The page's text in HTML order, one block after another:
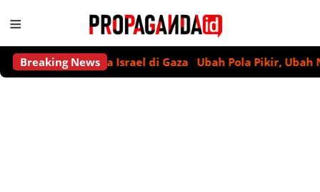
≡
Breaking News
Genosida Israel di Gaza Ubah Pola Pikir, Ubah